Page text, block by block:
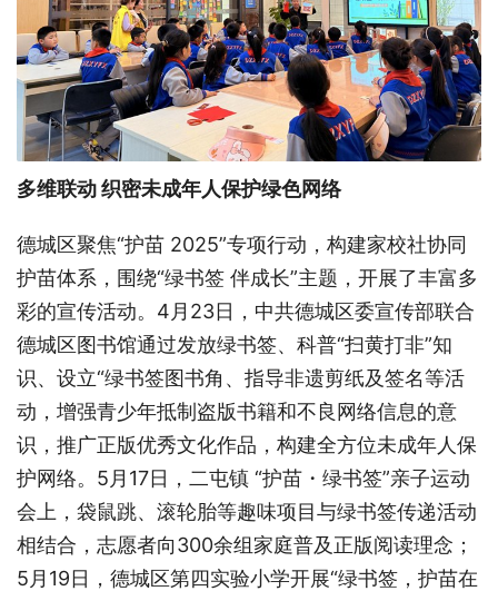
多维联动 织密未成年人保护绿色网络
德城区聚焦“护苗 2025”专项行动，构建家校社协同
护苗体系，围绕“绿书签 伴成长”主题，开展了丰富多
彩的宣传活动。4月23日，中共德城区委宣传部联合
德城区图书馆通过发放绿书签、科普“扫黄打非”知
识、设立“绿书签图书角、指导非遗剪纸及签名等活
动，增强青少年抵制盗版书籍和不良网络信息的意
识，推广正版优秀文化作品，构建全方位未成年人保
护网络。5月17日，二屯镇 “护苗・绿书签”亲子运动
会上，袋鼠跳、滚轮胎等趣味项目与绿书签传递活动
相结合，志愿者向300余组家庭普及正版阅读理念；
5月19日，德城区第四实验小学开展“绿书签，护苗在